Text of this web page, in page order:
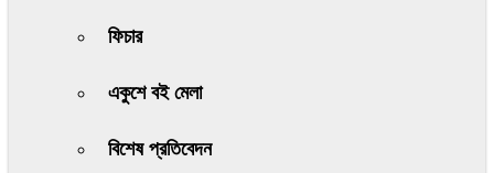
ফিচার
একুশে বই মেলা
বিশেষ প্রতিবেদন